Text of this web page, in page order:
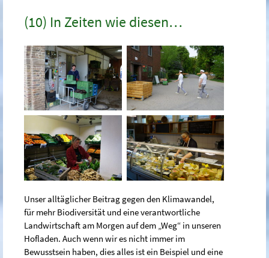
(10) In Zeiten wie diesen…
Unser alltäglicher Beitrag gegen den Klimawandel,
für mehr Biodiversität und eine verantwortliche
Landwirtschaft am Morgen auf dem „Weg“ in unseren
Hofladen. Auch wenn wir es nicht immer im
Bewusstsein haben, dies alles ist ein Beispiel und eine